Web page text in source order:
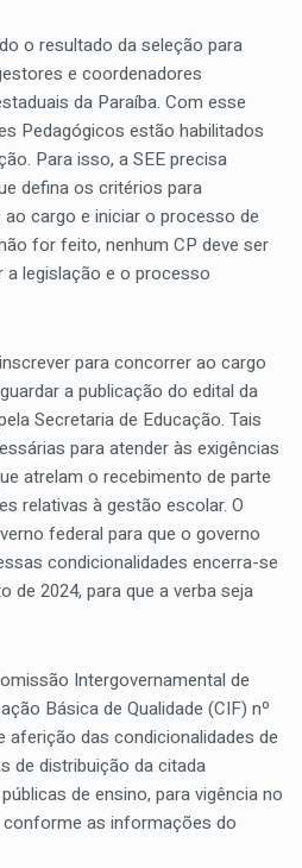
o resultado da seleção para
e coordenadores
da Paraíba. Com esse
Pedagógicos estão habilitados
Para isso, a SEE precisa
defina os critérios para
cargo e iniciar o processo de
for feito, nenhum CP deve ser
a legislação e o processo
para concorrer ao cargo
a publicação do edital da
Secretaria de Educação. Tais
para atender às exigências
atrelam o recebimento de parte
relativas à gestão escolar. O
federal para que o governo
condicionalidades encerra-se
de 2024, para que a verba seja
Intergovernamental de
Básica de Qualidade (CIF) nº
aferição das condicionalidades de
de distribuição da citada
de ensino, para vigência no
as informações do